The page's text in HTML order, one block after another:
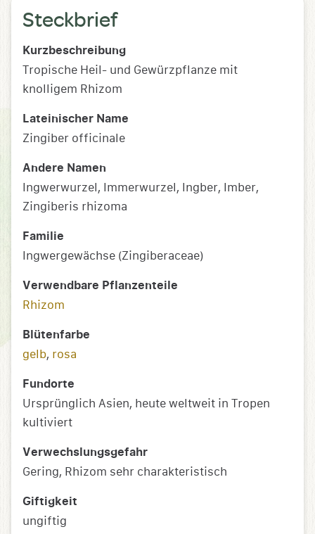
Steckbrief
Kurzbeschreibung
Tropische Heil- und Gewürzpflanze mit
knolligem Rhizom
Lateinischer Name
Zingiber officinale
Andere Namen
Ingwerwurzel, Immerwurzel, Ingber, Imber,
Zingiberis rhizoma
Familie
Ingwergewächse (Zingiberaceae)
Verwendbare Pflanzenteile
Rhizom
Blütenfarbe
gelb, rosa
Fundorte
Ursprünglich Asien, heute weltweit in Tropen
kultiviert
Verwechslungsgefahr
Gering, Rhizom sehr charakteristisch
Giftigkeit
ungiftig